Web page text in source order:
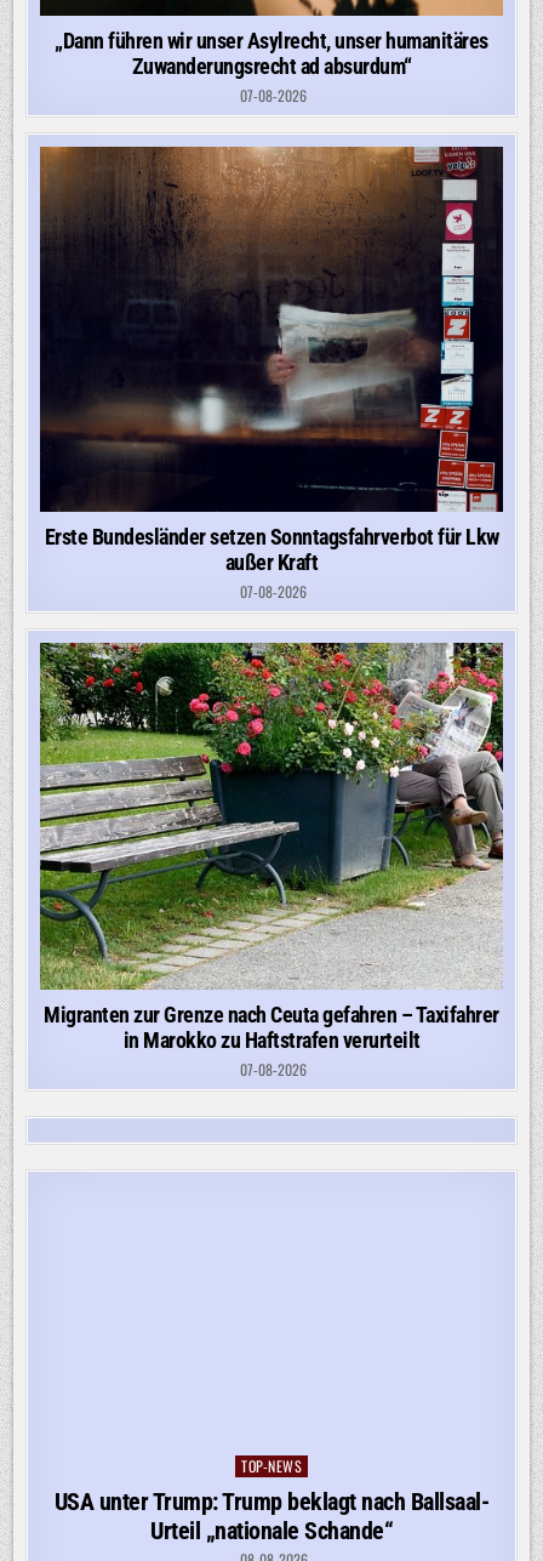
„Dann führen wir unser Asylrecht, unser humanitäres
Zuwanderungsrecht ad absurdum“
07-08-2026
Erste Bundesländer setzen Sonntagsfahrverbot für Lkw
außer Kraft
07-08-2026
Migranten zur Grenze nach Ceuta gefahren – Taxifahrer
in Marokko zu Haftstrafen verurteilt
07-08-2026
Posted
in
TOP-NEWS
USA unter Trump: Trump beklagt nach Ballsaal-
Urteil „nationale Schande“